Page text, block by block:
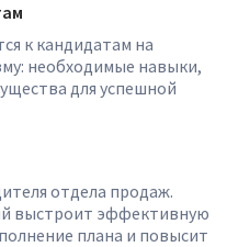
к кандидатам на
необходимые навыки,
для успешной
отдела продаж.
выстроит эффективную
плана и повысит